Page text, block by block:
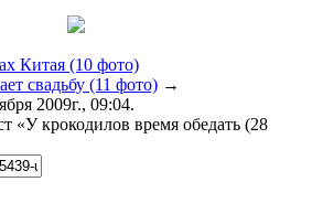
Китая (10 фото)
свадьбу (11 фото) →
2009г., 09:04.
«У крокодилов время обедать (28